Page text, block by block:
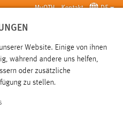
MyOTH Kontakt DE
SUCHE
Website. Einige von ihnen
während andere uns helfen,
oder zusätzliche
zu stellen.